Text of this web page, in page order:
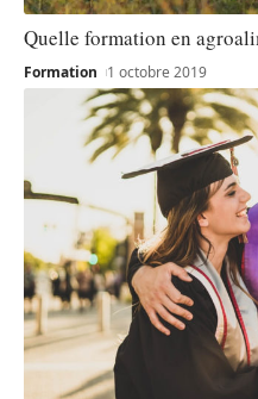
Quelle formation en
Formation 1 octobre 2019